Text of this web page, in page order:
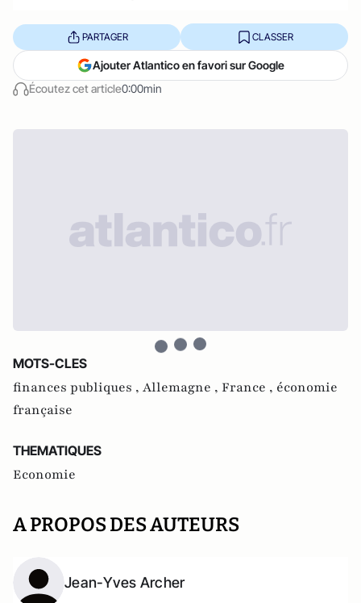
Écoutez cet article0:00min
PARTAGER CLASSER
Ajouter Atlantico en favori sur Google
MOTS-CLES
finances publiques , Allemagne , France , économie
française
THEMATIQUES
Economie
A PROPOS DES AUTEURS
Jean-Yves Archer